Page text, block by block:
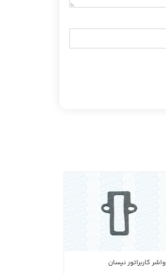
واشر کاربراتور نیسان